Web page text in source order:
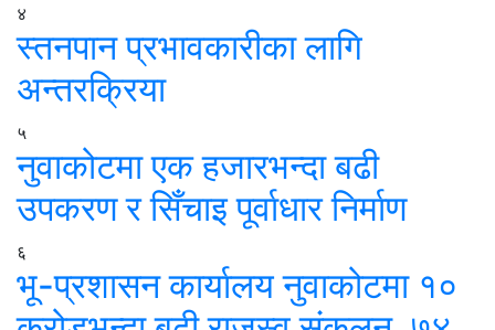
४
स्तनपान प्रभावकारीका लागि
अन्तरक्रिया
५
नुवाकोटमा एक हजारभन्दा बढी
उपकरण र सिँचाइ पूर्वाधार निर्माण
६
भू-प्रशासन कार्यालय नुवाकोटमा १०